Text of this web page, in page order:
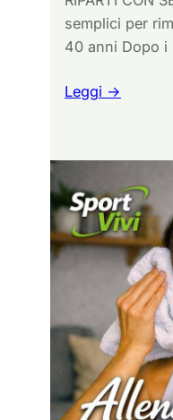
semplici per
40 anni Dopo
Leggi →